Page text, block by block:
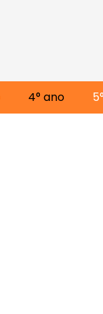
4° ano